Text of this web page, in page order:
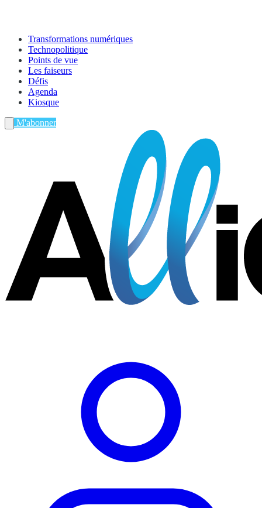
Transformations numériques
Technopolitique
Points de vue
Les faiseurs
Défis
Agenda
Kiosque
M'abonner